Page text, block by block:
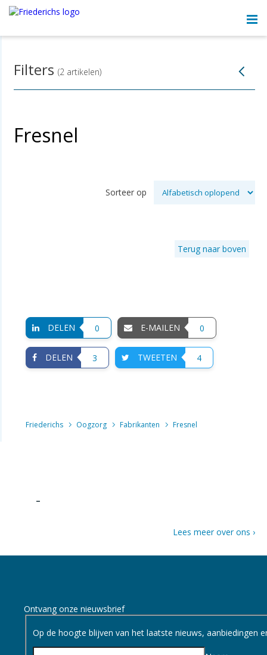
Filters (2 artikelen)
Fresnel
Sorteer op
Terug naar boven
DELEN 0 E-MAILEN 0
DELEN 3 TWEETEN 4
Friederichs Oogzorg Fabrikanten Fresnel
-
Lees meer over ons ›
Ontvang onze nieuwsbrief
Op de hoogte blijven van het laatste nieuws, aanbiedingen